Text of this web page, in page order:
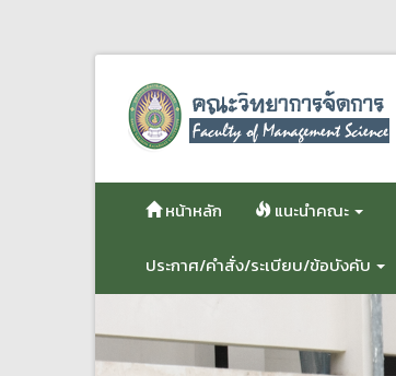
เนื้อหา
หน้าหลัก แนะนำคณะ
ประกาศ/คำสั่ง/ระเบียบ/ข้อบังคับ